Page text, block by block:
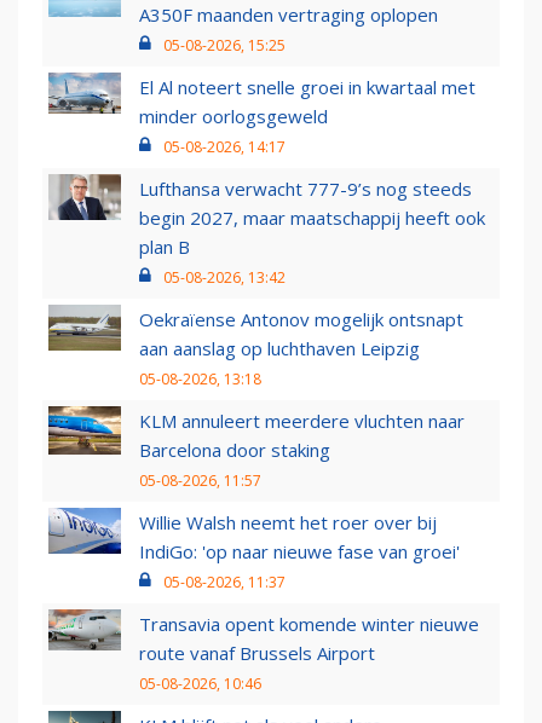
A350F maanden vertraging oplopen
05-08-2026, 15:25
El Al noteert snelle groei in kwartaal met
minder oorlogsgeweld
05-08-2026, 14:17
Lufthansa verwacht 777-9’s nog steeds
begin 2027, maar maatschappij heeft ook
plan B
05-08-2026, 13:42
Oekraïense Antonov mogelijk ontsnapt
aan aanslag op luchthaven Leipzig
05-08-2026, 13:18
KLM annuleert meerdere vluchten naar
Barcelona door staking
05-08-2026, 11:57
Willie Walsh neemt het roer over bij
IndiGo: 'op naar nieuwe fase van groei'
05-08-2026, 11:37
Transavia opent komende winter nieuwe
route vanaf Brussels Airport
05-08-2026, 10:46